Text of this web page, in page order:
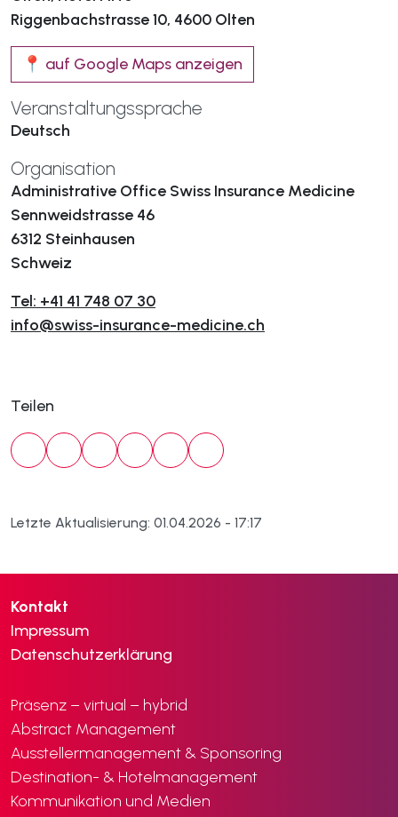
Riggenbachstrasse 10, 4600 Olten
📍 auf Google Maps anzeigen
Veranstaltungssprache
Deutsch
Organisation
Administrative Office Swiss Insurance Medicine
Sennweidstrasse 46
6312 Steinhausen
Schweiz
Tel: +41 41 748 07 30
info@swiss-insurance-medicine.ch
Teilen
Letzte Aktualisierung: 01.04.2026 - 17:17
Kontakt
Impressum
Datenschutzerklärung
Präsenz – virtual – hybrid
Abstract Management
Ausstellermanagement & Sponsoring
Destination- & Hotelmanagement
Kommunikation und Medien